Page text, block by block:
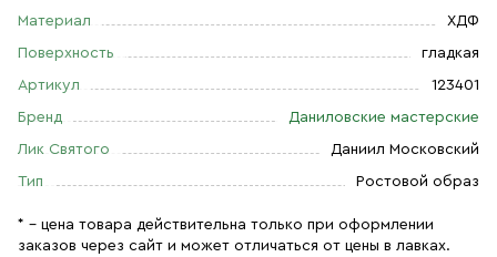
Материал ХДФ
Поверхность гладкая
Артикул 123401
Бренд Даниловские мастерские
Лик Святого Даниил Московский
Тип Ростовой образ
* – цена товара действительна только при оформлении
заказов через сайт и может отличаться от цены в лавках.